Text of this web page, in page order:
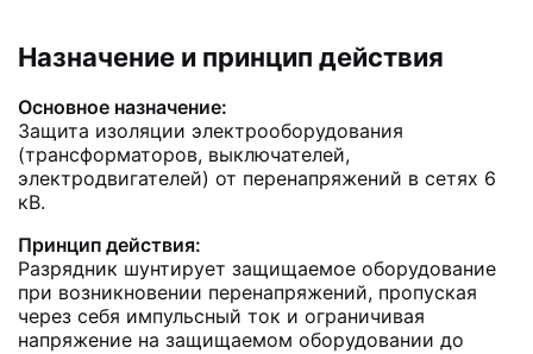
Назначение и принцип действия
Основное назначение:
Защита изоляции электрооборудования
(трансформаторов, выключателей,
электродвигателей) от перенапряжений в сетях 6
кВ.
Принцип действия:
Разрядник шунтирует защищаемое оборудование
при возникновении перенапряжений, пропуская
через себя импульсный ток и ограничивая
напряжение на защищаемом оборудовании до